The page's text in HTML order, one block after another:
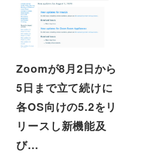
Zoomが8月2日から
5日まで立て続けに
各OS向けの5.2をリ
リースし新機能及
び…